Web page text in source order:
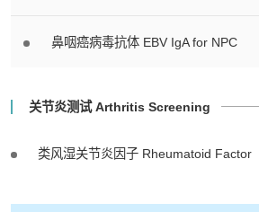
鼻咽癌病毒抗体 EBV IgA for NPC
关节炎测试 Arthritis Screening
类风湿关节炎因子 Rheumatoid Factor